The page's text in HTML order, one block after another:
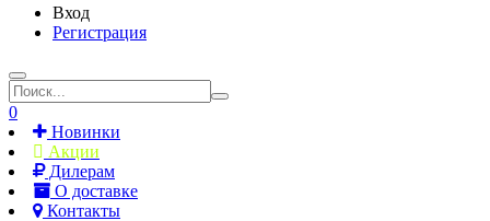
Вход
Регистрация
0
Новинки
Акции
Дилерам
О доставке
Контакты